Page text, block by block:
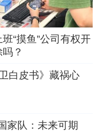
班“摸鱼”公司有权开
吗？
白皮书》藏祸心
家队：未来可期